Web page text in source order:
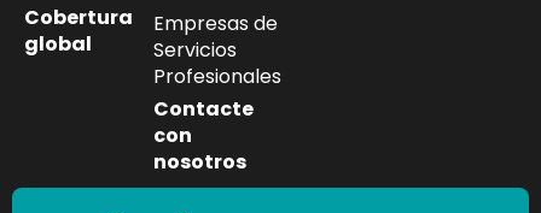
Cobertura
global
Empresas de
Servicios
Profesionales
Contacte
con
nosotros